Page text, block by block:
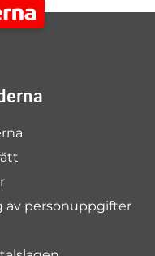
av personuppgifter